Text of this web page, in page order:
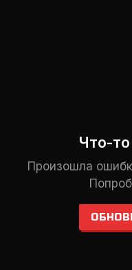
Что-
Произошла